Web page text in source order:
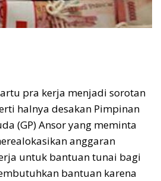
pra kerja menjadi sorotan
halnya desakan Pimpinan
(GP) Ansor yang meminta
anggaran
untuk bantuan tunai bagi
bantuan karena